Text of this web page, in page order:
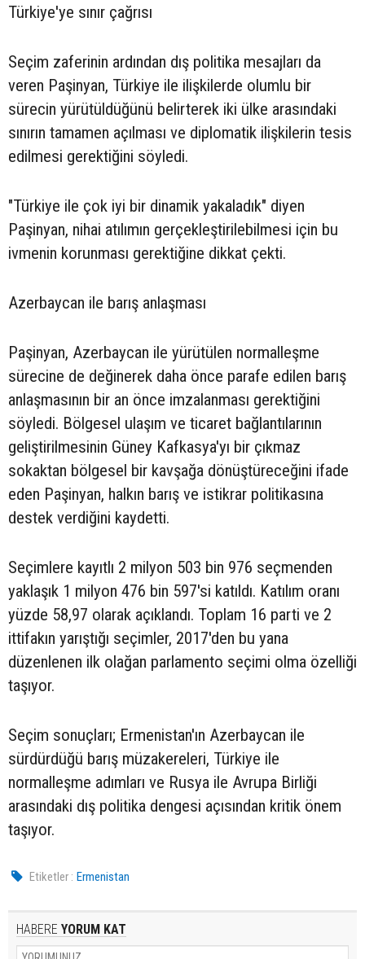
Türkiye'ye sınır çağrısı
Seçim zaferinin ardından dış politika mesajları da
veren Paşinyan, Türkiye ile ilişkilerde olumlu bir
sürecin yürütüldüğünü belirterek iki ülke arasındaki
sınırın tamamen açılması ve diplomatik ilişkilerin tesis
edilmesi gerektiğini söyledi.
"Türkiye ile çok iyi bir dinamik yakaladık" diyen
Paşinyan, nihai atılımın gerçekleştirilebilmesi için bu
ivmenin korunması gerektiğine dikkat çekti.
Azerbaycan ile barış anlaşması
Paşinyan, Azerbaycan ile yürütülen normalleşme
sürecine de değinerek daha önce parafe edilen barış
anlaşmasının bir an önce imzalanması gerektiğini
söyledi. Bölgesel ulaşım ve ticaret bağlantılarının
geliştirilmesinin Güney Kafkasya'yı bir çıkmaz
sokaktan bölgesel bir kavşağa dönüştüreceğini ifade
eden Paşinyan, halkın barış ve istikrar politikasına
destek verdiğini kaydetti.
Seçimlere kayıtlı 2 milyon 503 bin 976 seçmenden
yaklaşık 1 milyon 476 bin 597'si katıldı. Katılım oranı
yüzde 58,97 olarak açıklandı. Toplam 16 parti ve 2
ittifakın yarıştığı seçimler, 2017'den bu yana
düzenlenen ilk olağan parlamento seçimi olma özelliği
taşıyor.
Seçim sonuçları; Ermenistan'ın Azerbaycan ile
sürdürdüğü barış müzakereleri, Türkiye ile
normalleşme adımları ve Rusya ile Avrupa Birliği
arasındaki dış politika dengesi açısından kritik önem
taşıyor.
Etiketler : Ermenistan
HABERE YORUM KAT